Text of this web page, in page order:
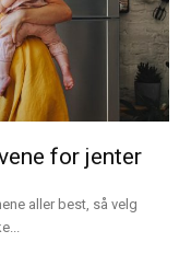
for jenter
aller best, så velg